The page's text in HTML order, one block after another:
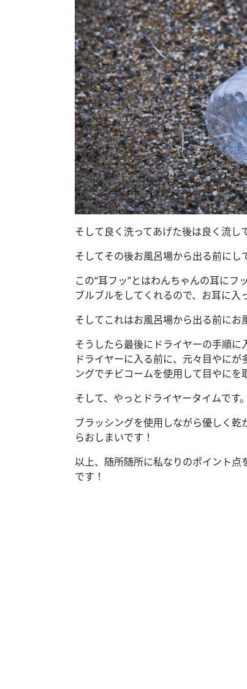
そして良く洗ってあげた後は良く流し
そしてその後お風呂場から出る前にし
この“耳フッ”とはわんちゃんの耳に
ブルブルをしてくれるので、お耳に
そしてこれはお風呂場から出る前にお
そうしたら最後にドライヤーの手順に
ドライヤーに入る前に、元々目やに
ングでチビコームを使用して目やにを
そして、やっとドライヤータイムです。
ブラッシングを使用しながら優しく
らおしまいです！
以上、随所随所に私なりのポイント
です！